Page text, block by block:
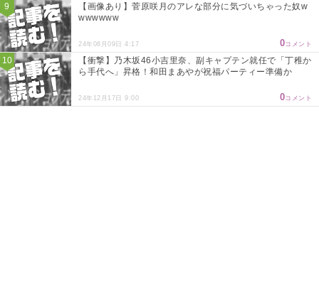
【画像あり】菅原咲月のアレな部分に気づいちゃった奴w
wwwwww
24年08月09日 4:17 0コメント
【衝撃】乃木坂46小吉里奈、副キャプテン就任で「丁稚か
ら手代へ」昇格！和田まあやが祝福パーティー準備か
24年12月17日 9:00 0コメント